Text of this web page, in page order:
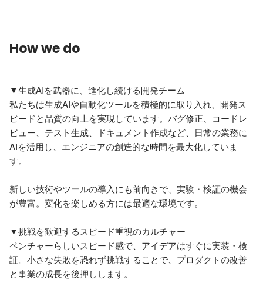
How we do
▼生成AIを武器に、進化し続ける開発チーム
私たちは生成AIや自動化ツールを積極的に取り入れ、開発ス
ピードと品質の向上を実現しています。バグ修正、コードレ
ビュー、テスト生成、ドキュメント作成など、日常の業務に
AIを活用し、エンジニアの創造的な時間を最大化していま
す。
新しい技術やツールの導入にも前向きで、実験・検証の機会
が豊富。変化を楽しめる方には最適な環境です。
▼挑戦を歓迎するスピード重視のカルチャー
ベンチャーらしいスピード感で、アイデアはすぐに実装・検
証。小さな失敗を恐れず挑戦することで、プロダクトの改善
と事業の成長を後押しします。